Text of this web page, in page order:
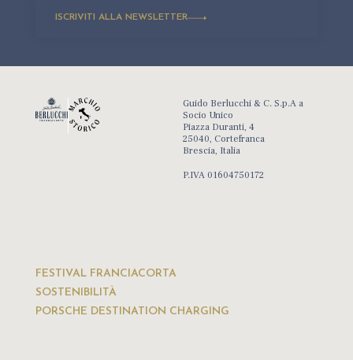
ISCRIVITI ALLA NEWSLETTER
Guido Berlucchi & C. S.p.A a
Socio Unico
Piazza Duranti, 4
25040, Cortefranca
Brescia, Italia
P.IVA 01604750172
FESTIVAL FRANCIACORTA
SOSTENIBILITÀ
PORSCHE DESTINATION CHARGING